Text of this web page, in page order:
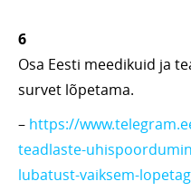
6
Osa Eesti meedikuid ja
survet lõpetama.
– https://
teadlaste-
lubatust-vaiksem-